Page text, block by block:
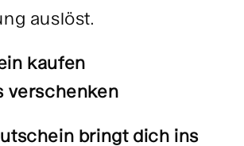
auslöst.
kaufen
verschenken
bringt dich ins